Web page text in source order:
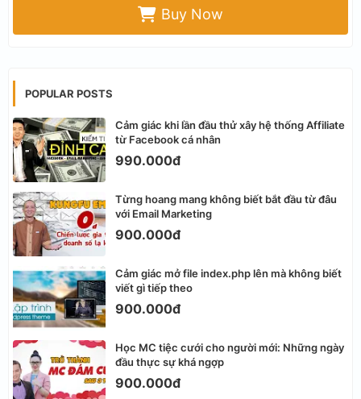
Buy Now
POPULAR POSTS
Cảm giác khi lần đầu thử xây hệ thống Affiliate
từ Facebook cá nhân
990.000đ
Từng hoang mang không biết bắt đầu từ đâu
với Email Marketing
900.000đ
Cảm giác mở file index.php lên mà không biết
viết gì tiếp theo
900.000đ
Học MC tiệc cưới cho người mới: Những ngày
đầu thực sự khá ngợp
900.000đ